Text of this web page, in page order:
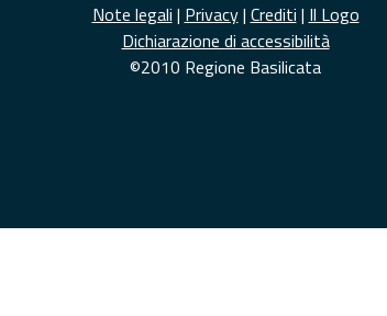
Note legali | Privacy| Crediti | Il Logo
Dichiarazione di accessibilità
©2010 Regione Basilicata